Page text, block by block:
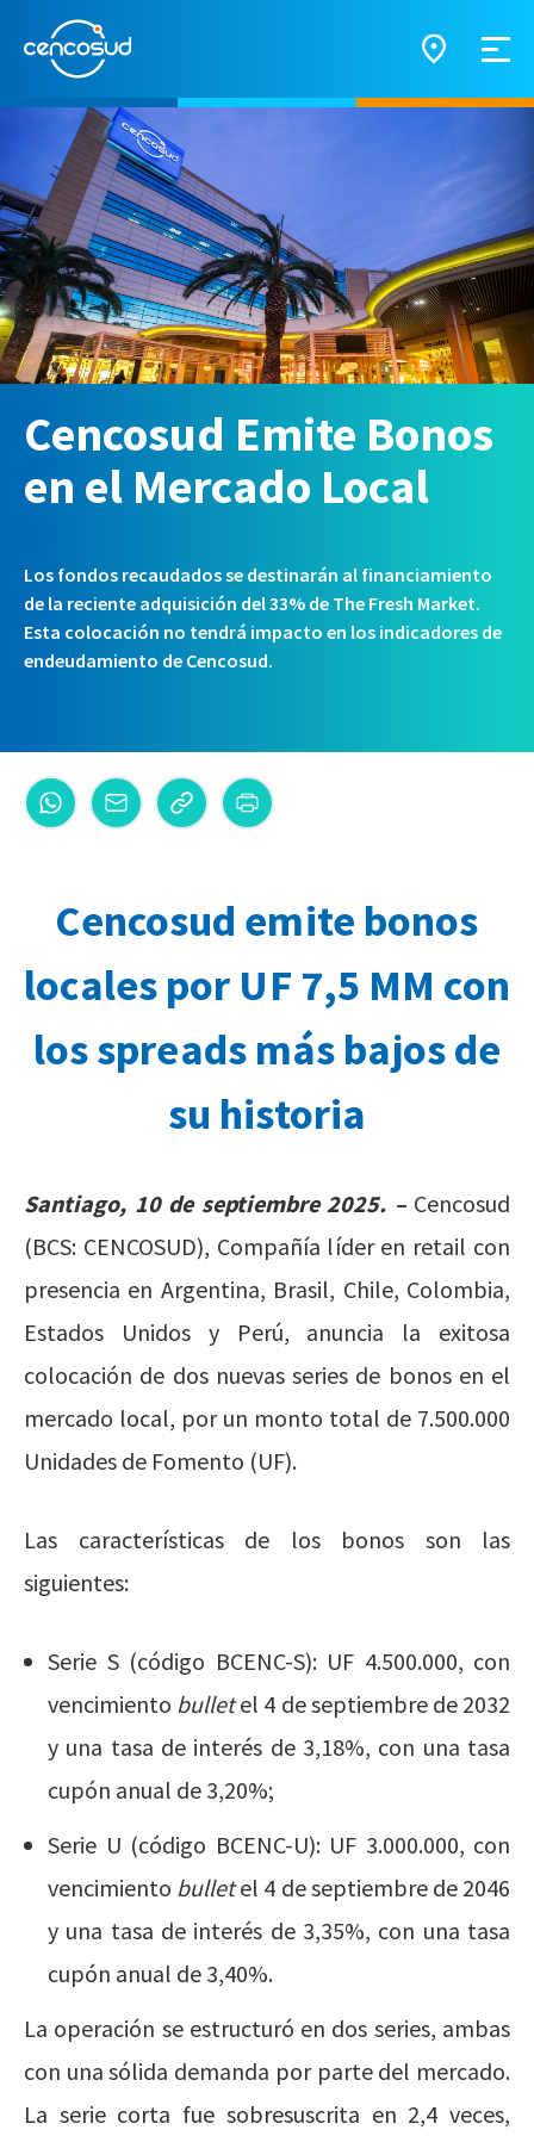
Cencosud Emite Bonos
en el Mercado Local
Los fondos recaudados se destinarán al financiamiento
de la reciente adquisición del 33% de The Fresh Market.
Esta colocación no tendrá impacto en los indicadores de
endeudamiento de Cencosud.
Cencosud emite bonos
locales por UF 7,5 MM con
los spreads más bajos de
su historia
Santiago, 10 de septiembre 2025. –Cencosud
(BCS: CENCOSUD), Compañía líder en retail con
presencia en Argentina, Brasil, Chile, Colombia,
Estados Unidos y Perú, anuncia la exitosa
colocación de dos nuevas series de bonos en el
mercado local, por un monto total de 7.500.000
Unidades de Fomento (UF).
Las características de los bonos son las
siguientes:
Serie S (código BCENC-S): UF 4.500.000, con
vencimiento bulletel 4 de septiembre de 2032
y una tasa de interés de3,18%, con una tasa
cupón anual de 3,20%;
Serie U (código BCENC-U): UF 3.000.000, con
vencimiento bulletel 4 de septiembre de 2046
y una tasa de interés de3,35%, con una tasa
cupón anual de 3,40%.
La operación se estructuró en dos series, ambas
con una sólida demanda por parte del mercado.
La serie corta fue sobresuscrita en 2,4 veces,